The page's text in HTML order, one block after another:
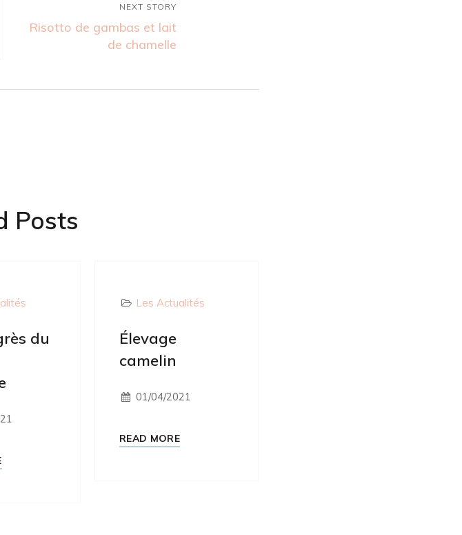
NEXT STORY
Risotto de gambas et lait
de chamelle
Posts
du
Les Actualités
Élevage
camelin
01/04/2021
READ MORE